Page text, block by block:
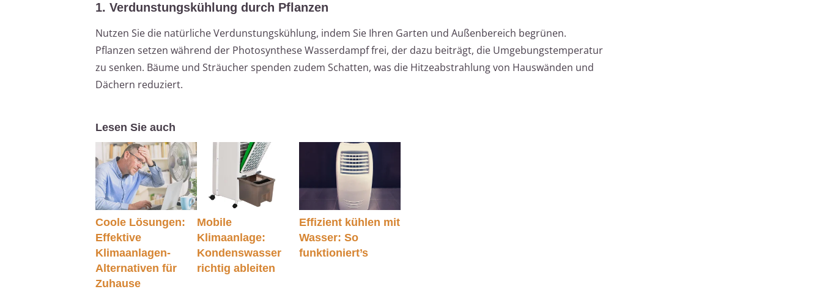
1. Verdunstungskühlung durch Pflanzen
Nutzen Sie die natürliche Verdunstungskühlung, indem Sie Ihren Garten und Außenbereich begrünen.
Pflanzen setzen während der Photosynthese Wasserdampf frei, der dazu beiträgt, die Umgebungstemperatur
zu senken. Bäume und Sträucher spenden zudem Schatten, was die Hitzeabstrahlung von Hauswänden und
Dächern reduziert.
Lesen Sie auch
Coole Lösungen:
Effektive
Klimaanlagen-
Alternativen für
Zuhause
Mobile
Klimaanlage:
Kondenswasser
richtig ableiten
Effizient kühlen mit
Wasser: So
funktioniert’s